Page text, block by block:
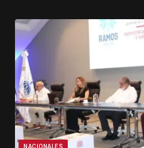
NACIONALES